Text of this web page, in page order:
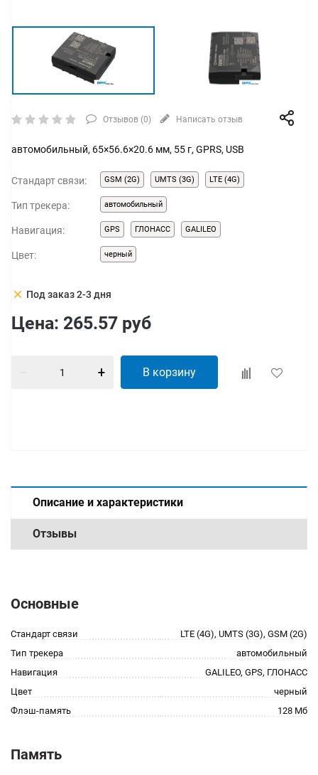
Отзывов (0) Написать отзыв
автомобильный, 65×56.6×20.6 мм, 55 г, GPRS, USB
Стандарт связи: GSM (2G) UMTS (3G) LTE (4G)
Тип трекера: автомобильный
Навигация: GPS ГЛОНАСС GALILEO
Цвет: черный
clear Под заказ 2-3 дня
Цена: 265.57 руб
В корзину
Описание и характеристики
Отзывы
Основные
Стандарт связи
LTE (4G), UMTS (3G), GSM (2G)
Тип трекера
автомобильный
Навигация
GALILEO, GPS, ГЛОНАСС
Цвет
черный
Флэш-память
128 Мб
Память